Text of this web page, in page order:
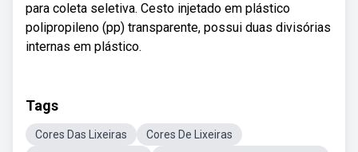
para coleta seletiva. Cesto injetado em plástico
polipropileno (pp) transparente, possui duas divisórias
internas em plástico.
Tags
Cores Das Lixeiras
Cores De Lixeiras